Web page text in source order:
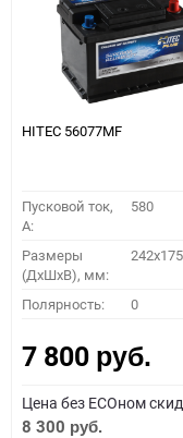
HITEC 56077MF
Пусковой ток,
A:
580
Размеры
(ДхШхВ), мм:
Полярность: 0
7 800 руб.
Цена без ECOном
8 300 руб.